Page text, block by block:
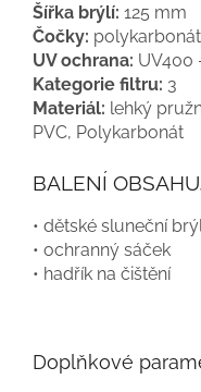
Šířka brýlí: 125 mm
Čočky:
UV ochrana: UV400
Kategorie filtru: 3
Materiál: lehký
PVC, Polykarbonát
BALENÍ
• dětské sluneční
• ochranný sáček
• hadřík na čištění
Doplňkové